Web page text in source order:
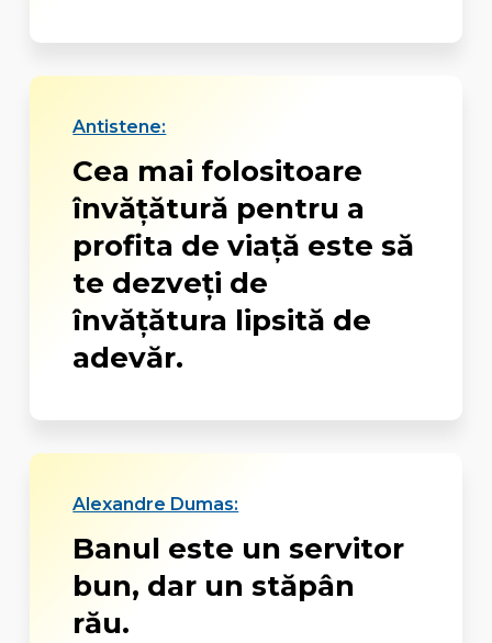
Antistene:
Cea mai folositoare
învăţătură pentru a
profita de viaţă este să
te dezveţi de
învăţătura lipsită de
adevăr.
Alexandre Dumas:
Banul este un servitor
bun, dar un stăpân
rău.